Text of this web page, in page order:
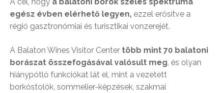
egész évben elérhető legyen, ezzel erősítve a
régió gasztronómiai és turisztikai vonzerejét.
A Balaton Wines Visitor Center több mint 70 balatoni
borászat összefogásával valósult meg , és olyan
hiánypótló funkciókat lát el, mint a vezetett
borkóstolók, sommelier-képzések, szakmai